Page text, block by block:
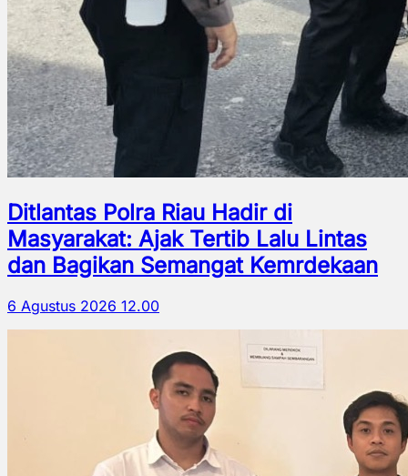
Ditlantas Polra Riau Hadir di
Masyarakat: Ajak Tertib Lalu Lintas
dan Bagikan Semangat Kemrdekaan
6 Agustus 2026 12.00